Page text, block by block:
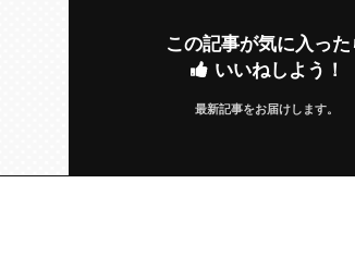
この記事が気に入った
いいねしよう！
最新記事をお届けします。